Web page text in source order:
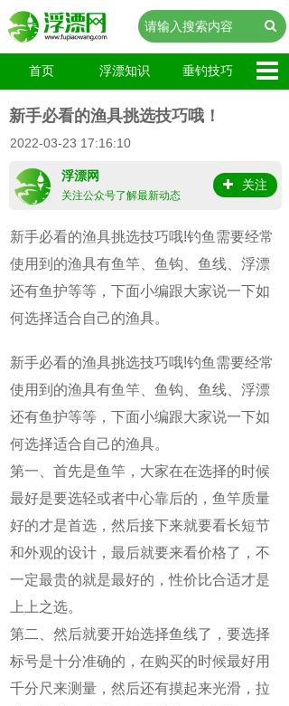
首页 浮漂知识 垂钓技巧
新手必看的渔具挑选技巧哦！
2022-03-23 17:16:10
浮漂网
关注公众号了解最新动态
关注
新手必看的渔具挑选技巧哦!钓鱼需要经常
使用到的渔具有鱼竿、鱼钩、鱼线、浮漂
还有鱼护等等，下面小编跟大家说一下如
何选择适合自己的渔具。
新手必看的渔具挑选技巧哦!钓鱼需要经常
使用到的渔具有鱼竿、鱼钩、鱼线、浮漂
还有鱼护等等，下面小编跟大家说一下如
何选择适合自己的渔具。
第一、首先是鱼竿，大家在在选择的时候
最好是要选轻或者中心靠后的，鱼竿质量
好的才是首选，然后接下来就要看长短节
和外观的设计，最后就要来看价格了，不
一定最贵的就是最好的，性价比合适才是
上上之选。
第二、然后就要开始选择鱼线了，要选择
标号是十分准确的，在购买的时候最好用
千分尺来测量，然后还有摸起来光滑，拉